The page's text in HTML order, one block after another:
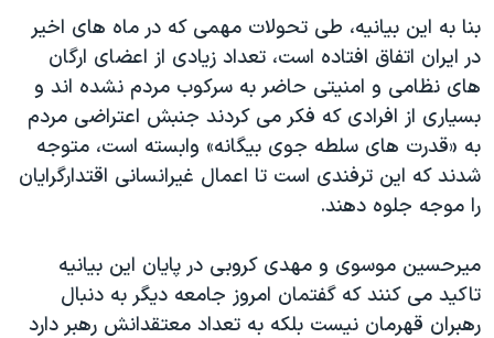
بنا به این بیانیه، طی تحولات مهمی که در ماه های اخیر
در ایران اتفاق افتاده است، تعداد زیادی از اعضای ارگان
های نظامی و امنیتی حاضر به سرکوب مردم نشده اند و
بسیاری از افرادی که فکر می کردند جنبش اعتراضی مردم
به «قدرت های سلطه جوی بیگانه» وابسته است، متوجه
شدند که این ترفندی است تا اعمال غیرانسانی اقتدارگرایان
را موجه جلوه دهند.
میرحسین موسوی و مهدی کروبی در پایان این بیانیه
تاکید می کنند که گفتمان امروز جامعه دیگر به دنبال
رهبران قهرمان نیست بلکه به تعداد معتقدانش رهبر دارد